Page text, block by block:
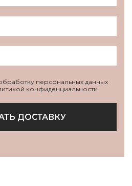
персональных данных
конфиденциальности
ДОСТАВКУ